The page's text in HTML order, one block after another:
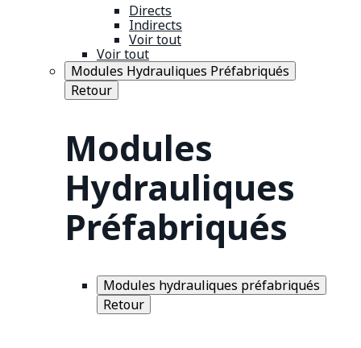
Directs
Indirects
Voir tout
Voir tout
Modules Hydrauliques Préfabriqués
Retour
Modules
Hydrauliques
Préfabriqués
Modules hydrauliques préfabriqués
Retour